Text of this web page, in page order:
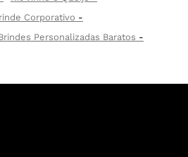
Corporativo
Personalizadas Baratos